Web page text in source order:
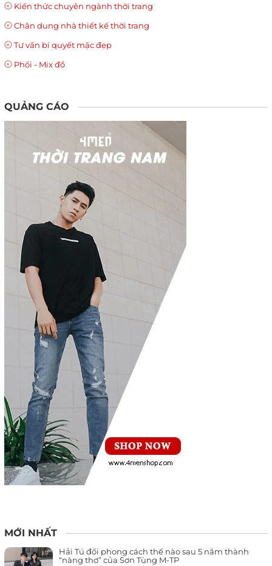
Kiến thức chuyên ngành thời trang
Chân dung nhà thiết kế thời trang
Tư vấn bí quyết mặc đẹp
Phối - Mix đồ
QUẢNG CÁO
MỚI NHẤT
Hải Tú đổi phong cách thế nào sau 5 năm thành
“nàng thơ” của Sơn Tùng M-TP